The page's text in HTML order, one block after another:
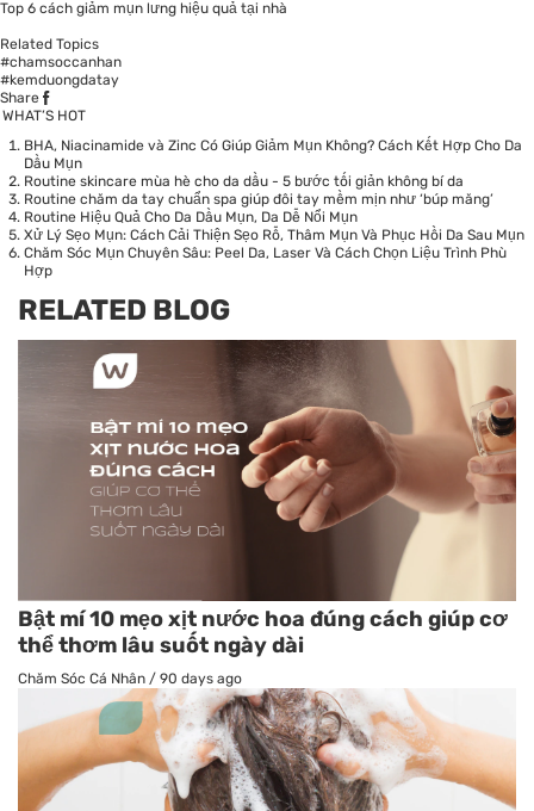
Top 6 cách giảm mụn lưng hiệu quả tại nhà
Related Topics
#chamsoccanhan
#kemduongdatay
Share
WHAT’S HOT
BHA, Niacinamide và Zinc Có Giúp Giảm Mụn Không? Cách Kết Hợp Cho Da
Dầu Mụn
Routine skincare mùa hè cho da dầu - 5 bước tối giản không bí da
Routine chăm da tay chuẩn spa giúp đôi tay mềm mịn như ‘búp măng’
Routine Hiệu Quả Cho Da Dầu Mụn, Da Dễ Nổi Mụn
Xử Lý Sẹo Mụn: Cách Cải Thiện Sẹo Rỗ, Thâm Mụn Và Phục Hồi Da Sau Mụn
Chăm Sóc Mụn Chuyên Sâu: Peel Da, Laser Và Cách Chọn Liệu Trình Phù
Hợp
RELATED BLOG
Bật mí 10 mẹo xịt nước hoa đúng cách giúp cơ
thể thơm lâu suốt ngày dài
Chăm Sóc Cá Nhân / 90 days ago